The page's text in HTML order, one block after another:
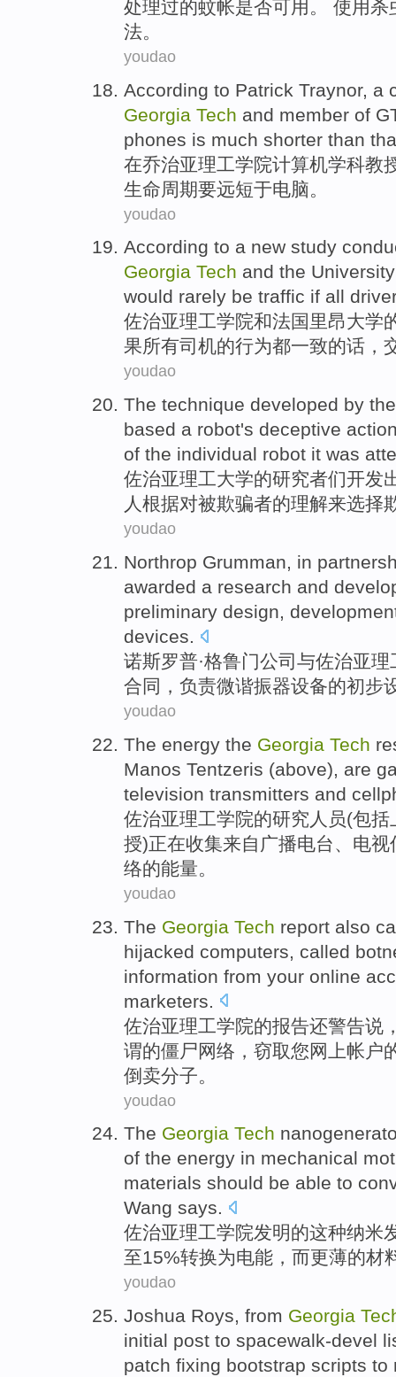
处理过的蚊帐是否可用。 使用杀
法。
youdao
According to Patrick Traynor, a
Georgia Tech and member of
phones is much shorter than
在乔治亚理工学院计算机学科教
生命周期要远短于电脑。
youdao
According to a new study
Georgia Tech and the University
would rarely be traffic if all
佐治亚理工学院和法国 里昂大学
果所有司机的行为都一致的话，
youdao
The technique developed by
based a robot's deceptive
of the individual robot it was
佐治亚理工大学的研究者们开发
人 根据对被欺骗者的理解来选择
youdao
Northrop Grumman, in
awarded a research and
preliminary design,
devices.
诺斯罗普·格鲁门公司 与佐治亚理
合同 ，负责微谐振器设备的初步
youdao
The energy the Georgia Tech
Manos Tentzeris (above), are
television transmitters and
佐治亚理工学院的研究人员(包括
授)正在收集来自 广播电台、 电视
络的能量。
youdao
The Georgia Tech report also
hijacked computers called
information from your online
marketers.
佐治亚理工学院的报告还警告说
谓的僵尸网络， 窃取您网上帐户
倒卖分子。
youdao
The Georgia Tech
of the energy in mechanical
materials should be able to
Wang says.
佐治亚理工学院发明的这种纳米
至15%转换为电能， 而更薄的材
youdao
Joshua Roys, from Georgia
initial post to spacewalk-devel
patch fixing bootstrap scripts to